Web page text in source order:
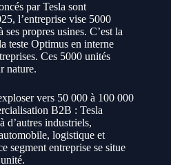
par Tesla sont
l’entreprise vise 5000
propres usines. C’est la
teste Optimus en interne
Ces 5000 unités
nature.
vers 50 000 à 100 000
B2B : Tesla
d’autres industriels,
logistique et
segment entreprise se situe